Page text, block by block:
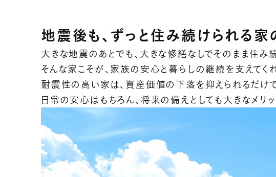
地震後も、ずっと住み続けられる家
大きな地震のあとでも、大きな修繕なしでそのまま住み
そんな家こそが、家族の安心と暮らしの継続を支えてくれ
耐震性の高い家は、資産価値の下落を抑えられるだけ
日常の安心はもちろん、将来の備えとしても大きなメリッ